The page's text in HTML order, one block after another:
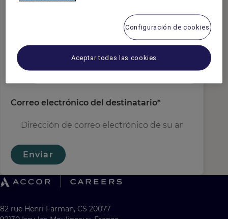
Nombre del destinatario*
Correo electrónico del destinatario*
Enviar
82 rue Henri Farman, CS 20077
Configuración de cookies
Aceptar todas las cookies